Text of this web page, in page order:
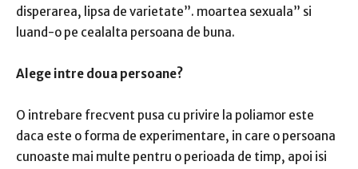
disperarea, lipsa de varietate”. moartea sexuala” si
luand-o pe cealalta persoana de buna.
Alege intre doua persoane?
O intrebare frecvent pusa cu privire la poliamor este
daca este o forma de experimentare, in care o persoana
cunoaste mai multe pentru o perioada de timp, apoi isi